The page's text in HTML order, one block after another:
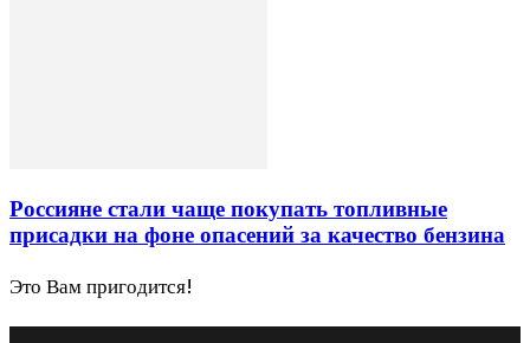
Россияне стали чаще покупать топливные
присадки на фоне опасений за качество бензина
Это Вам пригодится!